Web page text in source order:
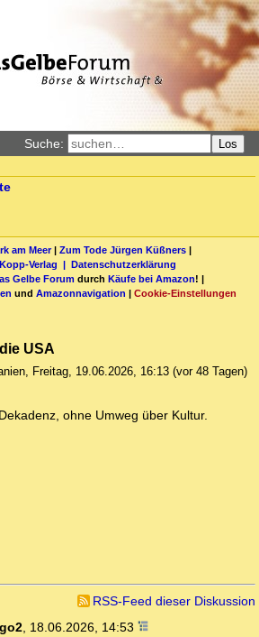
Suche: Los
am Meer| Zum Tode Jürgen Küßners |
Verlag | Datenschutzerklärung
Gelbe Forum durch Käufe bei Amazon! |
und Amazonnavigation | Cookie-Einstellungen
USA
, Freitag, 19.06.2026, 16:13 (vor 48 Tagen)
ohne Umweg über Kultur.
RSS-Feed dieser Diskussion
, 18.06.2026, 14:53